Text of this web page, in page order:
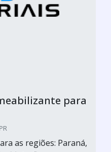
para
as regiões: Paraná,